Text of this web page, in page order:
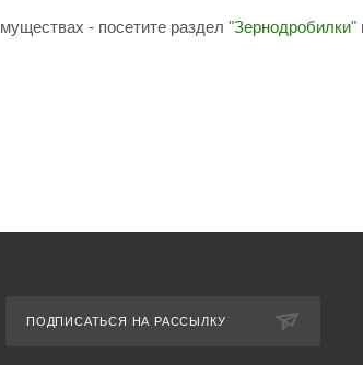
- посетите раздел "Зернодробилки"
ПОДПИСАТЬСЯ НА РАССЫЛКУ